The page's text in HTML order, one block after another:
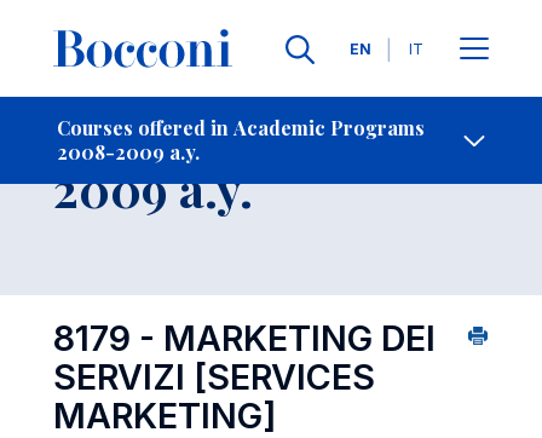
Languages
EN IT
Courses offered in Academic Programs
2008-2009 a.y.
- Contact Us
Course 2008-
2009 a.y.
8179 - MARKETING DEI
SERVIZI [SERVICES
MARKETING]